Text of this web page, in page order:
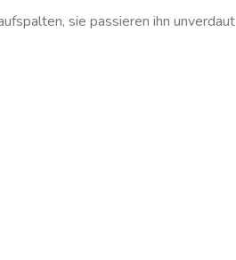
sie passieren ihn unverdaut